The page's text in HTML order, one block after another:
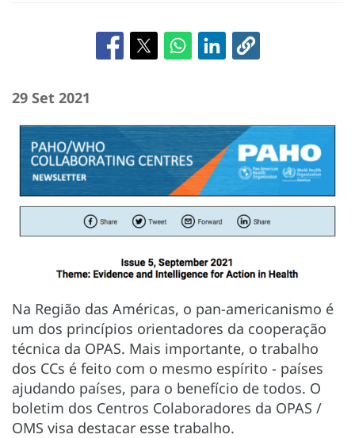
29 Set 2021
Na Região das Américas, o pan-americanismo é
um dos princípios orientadores da cooperação
técnica da OPAS. Mais importante, o trabalho
dos CCs é feito com o mesmo espírito - países
ajudando países, para o benefício de todos. O
boletim dos Centros Colaboradores da OPAS /
OMS visa destacar esse trabalho.